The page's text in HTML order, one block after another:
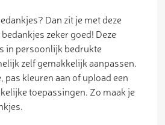
Dan zit je met deze
zeker goed! Deze
in persoonlijk bedrukte
zelf gemakkelijk aanpassen.
pas kleuren aan of upload een
toepassingen. Zo maak je